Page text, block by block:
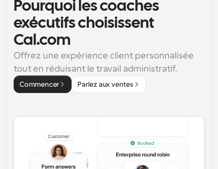
Pourquoi les coaches
exécutifs choisissent
Cal.com
Offrez une expérience client personnalisée
tout en réduisant le travail administratif.
Commencer Parlez aux ventes